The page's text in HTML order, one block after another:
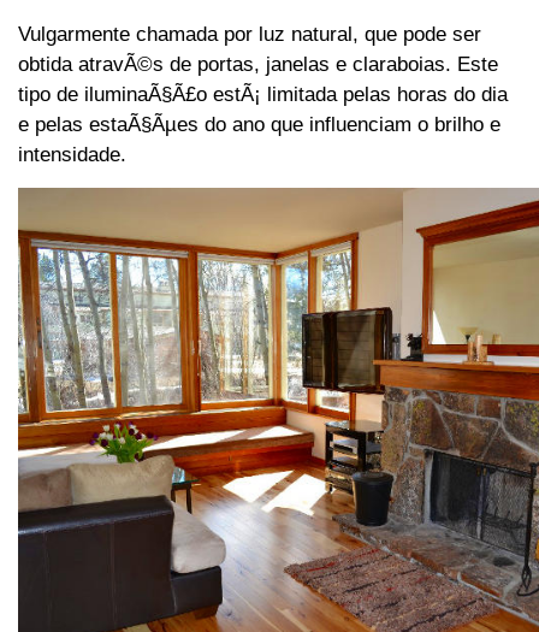
Vulgarmente chamada por luz natural, que pode ser
obtida atravÃ©s de portas, janelas e claraboias. Este
tipo de iluminaÃ§Ã£o estÃ¡ limitada pelas horas do dia
e pelas estaÃ§Ãµes do ano que influenciam o brilho e
intensidade.